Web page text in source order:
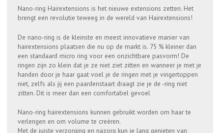
Nano-ring Hairextensions is het nieuwe extensions zetten. Het
brengt een revolutie teweeg in de wereld van Hairextensions!
De nano-ring is de kleinste en meest innovatieve manier van
hairextensions plaatsen die nu op de markt is. 75 % kleiner dan
een standaard micro ring voor een onzichtbare pasvorm! De
ringen zijn zo klein dat je ze niet ziet zitten en wanneer je met je
handen door je haar gaat voel je de ringen met je vingertoppen
niet, zelfs als jij een paardenstaart draagt zie je de -ring niet
zitten. Dit is meer dan een comfortabel gevoel
Nano-ring hairextensions kunnen gebruikt worden om haar te
verlengen en om volume te creëren.
Met de juiste verzorging en nazorg kun je lang genieten van